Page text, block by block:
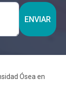
ENVIAR
Ósea en